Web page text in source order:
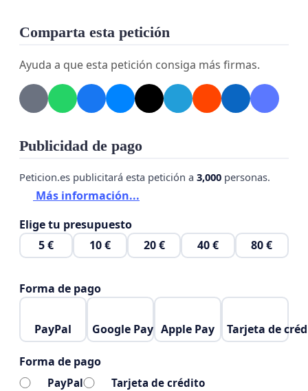
de reparto postal regular en las partidas
rurales de la ciudad de Alicante.
continuo y de calidad
Se informe a la ciudadanía de las medidas
vuelva a repetirse.
Firmamos esta petición para que se atienda
responsabilidad que merece.
Comparta esta petición
Ayuda a que esta petición consiga más firmas.
Publicidad de pago
Peticion.es publicitará esta petición a 3,000 personas.
Más información...
Elige tu presupuesto
5 €
10 € 20 € 40 € 80 €
Forma de pago
PayPal Google Pay Apple Pay Tarjeta de
Forma de pago
PayPal Tarjeta de crédito